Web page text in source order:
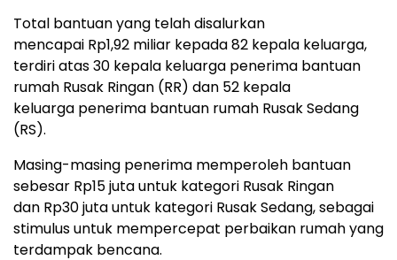
Total bantuan yang telah disalurkan
mencapai Rp1,92 miliar kepada 82 kepala keluarga,
terdiri atas 30 kepala keluarga penerima bantuan
rumah Rusak Ringan (RR) dan 52 kepala
keluarga penerima bantuan rumah Rusak Sedang
(RS).
Masing-masing penerima memperoleh bantuan
sebesar Rp15 juta untuk kategori Rusak Ringan
dan Rp30 juta untuk kategori Rusak Sedang, sebagai
stimulus untuk mempercepat perbaikan rumah yang
terdampak bencana.